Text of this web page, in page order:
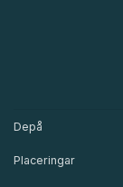
Depå
Placeringar